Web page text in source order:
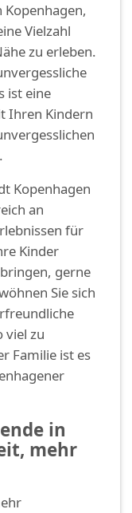
Kopenhagen,
Vielzahl
zu erleben.
ist eine
Ihren Kindern
Kopenhagen
an
für
Kinder
gerne
Sie sich
viel zu
Familie ist es
in
mehr